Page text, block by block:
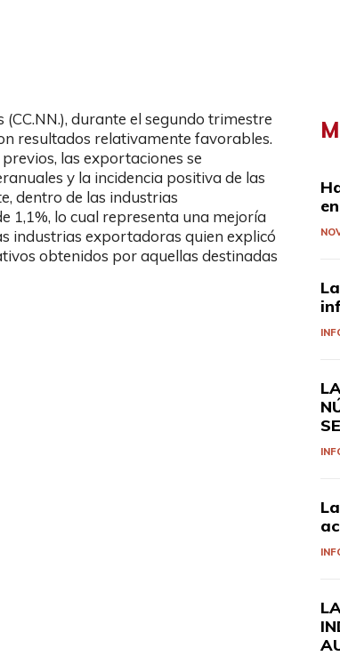
durante el segundo trimestre
resultados relativamente favorables.
las exportaciones se
y la incidencia positiva de las
dentro de las industrias
1,1%, lo cual representa una mejoría
industrias exportadoras quien explicó
obtenidos por aquellas destinadas